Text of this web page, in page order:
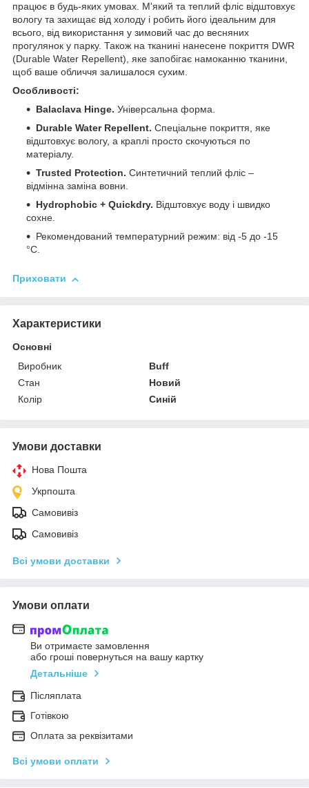
працює в будь-яких умовах. М'який та теплий фліс відштовхує
вологу та захищає від холоду і робить його ідеальним для
всього, від використання у зимовий час до весняних
прогулянок у парку. Також на тканині нанесене покриття DWR
(Durable Water Repellent), яке запобігає намоканню тканини,
щоб ваше обличчя залишалося сухим.
Особливості:
Balaclava Hinge. Універсальна форма.
Durable Water Repellent. Спеціальне покриття, яке
відштовхує вологу, а краплі просто скочуються по
матеріалу.
Trusted Protection. Синтетичний теплий фліс –
відмінна заміна вовни.
Hydrophobic + Quickdry. Відштовхує воду і швидко
сохне.
Рекомендований температурний режим: від -5 до -15
°C.
Приховати
Характеристики
Основні
Виробник
Buff
Стан
Новий
Колір
Синій
Умови доставки
Нова Пошта
Укрпошта
Самовивіз
Самовивіз
Всі умови доставки
Умови оплати
Ви отримаєте замовлення
або гроші повернуться на вашу картку
Детальніше
Післяплата
Готівкою
Оплата за реквізитами
Всі умови оплати